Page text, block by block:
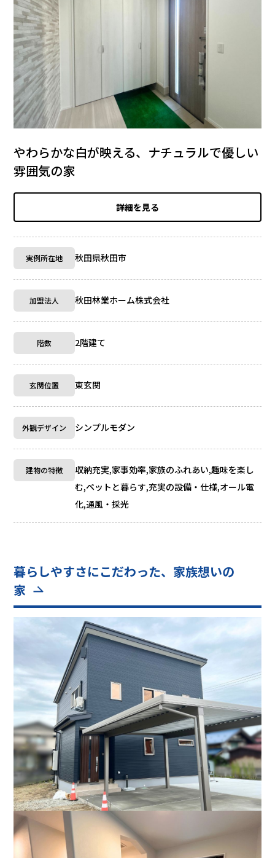
やわらかな白が映える、ナチュラルで優しい
雰囲気の家
詳細を見る
実例所在地 秋田県秋田市
加盟法人 秋田林業ホーム株式会社
階数 2階建て
玄関位置 東玄関
外観デザイン シンプルモダン
建物の特徴
収納充実,家事効率,家族のふれあい,趣味を楽し
む,ペットと暮らす,充実の設備・仕様,オール電
化,通風・採光
暮らしやすさにこだわった、家族想いの
家